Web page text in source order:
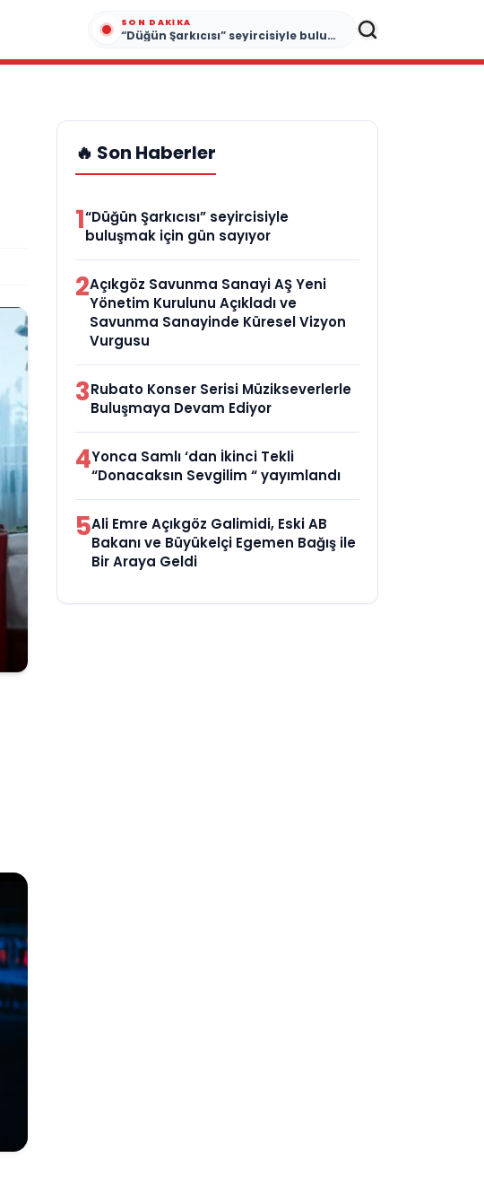
SON DAKIKA
“Düğün Şarkıcısı” seyircisiyle buluşmak için gün sayıyor
🔥 Son Haberler
1“Düğün Şarkıcısı” seyircisiyle
buluşmak için gün sayıyor
2Açıkgöz Savunma Sanayi AŞ Yeni
Yönetim Kurulunu Açıkladı ve
Savunma Sanayinde Küresel Vizyon
Vurgusu
3Rubato Konser Serisi Müzikseverlerle
Buluşmaya Devam Ediyor
4Yonca Samlı ‘dan İkinci Tekli
“Donacaksın Sevgilim “ yayımlandı
5Ali Emre Açıkgöz Galimidi, Eski AB
Bakanı ve Büyükelçi Egemen Bağış ile
Bir Araya Geldi